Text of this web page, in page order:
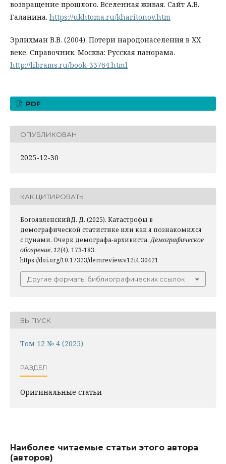
возвращение прошлого. Вселенная живая. Сайт А.В.
Галанина. https://ukhtoma.ru/kharitonov.htm
Эрлихман В.В. (2004). Потери народонаселения в XX
веке. Справочник. Москва: Русская панорама.
http://librams.ru/book-33764.html
PDF
ОПУБЛИКОВАН
2025-12-30
КАК ЦИТИРОВАТЬ
БогоявленскийД. Д. (2025). Катастрофы в
демографической статистике или как я познакомился
с цунами. Очерк демографа-архивиста.Демографическое
обозрение, 12(4), 173-183.
https://doi.org/10.17323/demreview.v12i4.30421
Другие форматы библиографических ссылок
ВЫПУСК
Том 12 № 4 (2025)
РАЗДЕЛ
Оригинальные статьи
Наиболее читаемые статьи этого автора
(авторов)